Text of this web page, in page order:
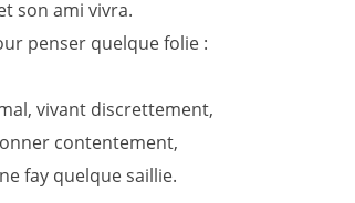
son ami vivra.
penser quelque folie :
vivant discrettement,
contentement,
fay quelque saillie.